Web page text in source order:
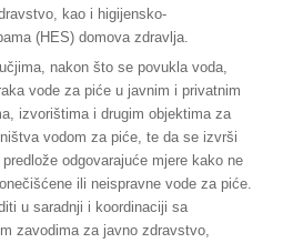
kao i higijensko-
(HES) domova zdravlja.
nakon što se povukla voda,
vode za piće u javnim i privatnim
izvorištima i drugim objektima za
vodom za piće, te da se izvrši
odgovarajuće mjere kako ne
ili neispravne vode za piće.
u saradnji i koordinaciji sa
zavodima za javno zdravstvo,